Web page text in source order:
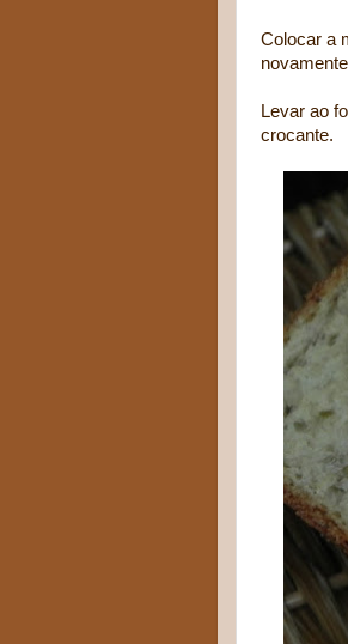
Colocar a
Levar ao
crocante.